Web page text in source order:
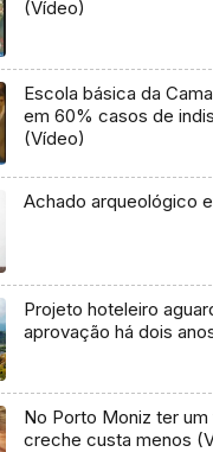
(Vídeo)
Escola básica da
em 60% casos de
(Vídeo)
Achado arqueológico
Projeto hoteleiro
aprovação há dois
No Porto Moniz ter um
creche custa menos